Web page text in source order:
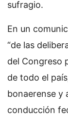
sufragio.
En un
“de las
del Congreso
de todo el
bonaerense y
conducción